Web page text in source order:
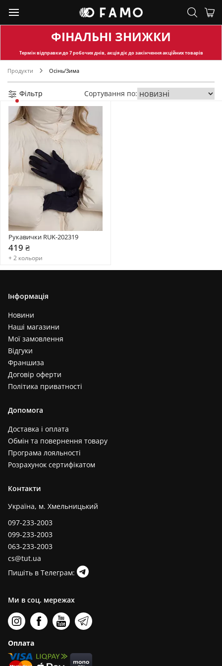
ФІНАЛЬНІ ЗНИЖКИ
Термін відправкидо 7 робочих днів, акція діє до закінчення акційних товарів
Продукти Осінь/Зима
Фільтр Сортування по:
Рукавички RUK-202319
419 ₴
+ 2 кольори
Інформація
Новини
Наші магазини
Мої замовлення
Відгуки
Франшиза
Договір оферти
Політика приватності
Допомога
Доставка і оплата
Обмін та повернення товару
Програма лояльності
Розрахунок сертифікатом
Контакти
Україна, м. Хмельницький
097-233-2003
099-233-2003
063-233-2003
cs@tut.ua
Пишіть в Телеграм:
Ми в соц. мережах
Оплата